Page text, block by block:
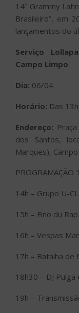
14º Grammy
Brasileiro”, em
lançamentos do
Serviço
Campo Limpo
Dia: 06/04
Horário: Das
Endereço:
dos Santos,
Marques),
14h – Grupo U-
15h – Fino du Rap
16h – Vespas
17h – Batalha de
18h30 – DJ
19h –